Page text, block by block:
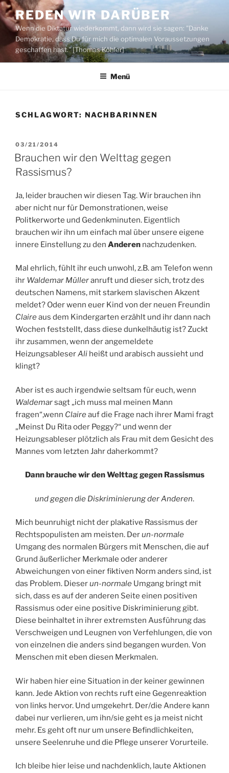
Zum
Inhalt
springen
REDEN WIR DARÜBER
Wenn die Diktatur wiederkommt, dann wird sie sagen: "Danke
Demokratie, dass Du für mich die optimalen Voraussetzungen
geschaffen hast." [Thomas Köhler]
Menü
SCHLAGWORT: NACHBARINNEN
VERÖFFENTLICHT
AM
03/21/2014
Brauchen wir den Welttag gegen
Rassismus?
Ja, leider brauchen wir diesen Tag. Wir brauchen ihn
aber nicht nur für Demonstrationen, weise
Politkerworte und Gedenkminuten. Eigentlich
brauchen wir ihn um einfach mal über unsere eigene
innere Einstellung zu den Anderen nachzudenken.
Mal ehrlich, fühlt ihr euch unwohl, z.B. am Telefon wenn
ihr Waldemar Mülleranruft und dieser sich, trotz des
deutschen Namens, mit starkem slavischen Akzent
meldet? Oder wenn euer Kind von der neuen Freundin
Claireaus dem Kindergarten erzählt und ihr dann nach
Wochen feststellt, dass diese dunkelhäutig ist? Zuckt
ihr zusammen, wenn der angemeldete
HeizungsableserAli heißt und arabisch aussieht und
klingt?
Aber ist es auch irgendwie seltsam für euch, wenn
Waldemarsagt „ich muss mal meinen Mann
fragen“,wenn Claireauf die Frage nach ihrer Mami fragt
„Meinst Du Rita oder Peggy?“ und wenn der
Heizungsableser plötzlich als Frau mit dem Gesicht des
Mannes vom letzten Jahr daherkommt?
Dann brauche wir den Welttag gegen Rassismus
und gegen die Diskriminierung der Anderen.
Mich beunruhigt nicht der plakative Rassismus der
Rechtspopulisten am meisten. Derun-normale
Umgang des normalen Bürgers mit Menschen, die auf
Grund äußerlicher Merkmale oder anderer
Abweichungen von einer fiktiven Norm anders sind, ist
das Problem. Dieserun-normale Umgang bringt mit
sich, dass es auf der anderen Seite einen positiven
Rassismus oder eine positive Diskriminierung gibt.
Diese beinhaltet in ihrer extremsten Ausführung das
Verschweigen und Leugnen von Verfehlungen, die von
von einzelnen die anders sind begangen wurden. Von
Menschen mit eben diesen Merkmalen.
Wir haben hier eine Situation in der keiner gewinnen
kann. Jede Aktion von rechts ruft eine Gegenreaktion
von links hervor. Und umgekehrt. Der/die Andere kann
dabei nur verlieren, um ihn/sie geht es ja meist nicht
mehr. Es geht oft nur um unsere Befindlichkeiten,
unsere Seelenruhe und die Pflege unserer Vorurteile.
Ich bleibe hier leise und nachdenklich, laute Aktionen